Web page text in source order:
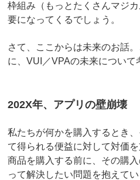
枠組み（もっとたくさんマジ
要になってくるでしょう。
さて、ここからは未来のお話
に、VUI／VPAの未来について
202X年、アプリの壁崩壊
私たちが何かを購入するとき
て得られる便益に対して対価を
商品を購入する前に、その購
って解決したい問題を抱えて